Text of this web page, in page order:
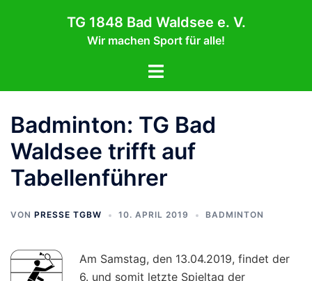
TG 1848 Bad Waldsee e. V.
Wir machen Sport für alle!
Menü
Badminton: TG Bad
Waldsee trifft auf
Tabellenführer
VON PRESSE TGBW 10. APRIL 2019 BADMINTON
Am Samstag, den 13.04.2019, findet der
6. und somit letzte Spieltag der